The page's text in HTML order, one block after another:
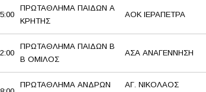
ΠΡΩΤΑΘΛΗΜΑ ΠΑΙΔΩΝ Α
ΚΡΗΤΗΣ
ΑΟΚ ΙΕΡΑΠΕΤΡΑ
ΠΡΩΤΑΘΛΗΜΑ ΠΑΙΔΩΝ Β
Β ΟΜΙΛΟΣ
ΑΣΑ ΑΝΑΓΕΝΝΗΣΗ
ΠΡΩΤΑΘΛΗΜΑ ΑΝΔΡΩΝ
ΑΓ. ΝΙΚΟΛΑΟΣ